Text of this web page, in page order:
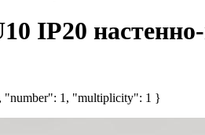
IP20
1, "multiplicity": 1 }